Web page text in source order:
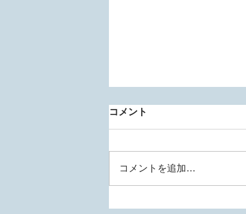
コメント
コメントを追加…